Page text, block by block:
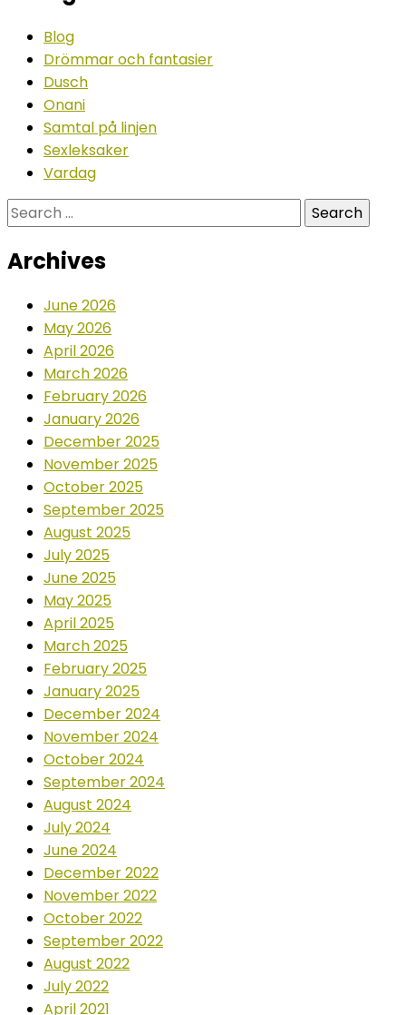
Blog
Drömmar och fantasier
Dusch
Onani
Samtal på linjen
Sexleksaker
Vardag
Search
for:
Archives
June 2026
May 2026
April 2026
March 2026
February 2026
January 2026
December 2025
November 2025
October 2025
September 2025
August 2025
July 2025
June 2025
May 2025
April 2025
March 2025
February 2025
January 2025
December 2024
November 2024
October 2024
September 2024
August 2024
July 2024
June 2024
December 2022
November 2022
October 2022
September 2022
August 2022
July 2022
April 2021